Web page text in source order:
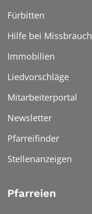
Fürbitten
Hilfe bei Missbrauch
Immobilien
Liedvorschläge
Mitarbeiterportal
Newsletter
Pfarreifinder
Stellenanzeigen
Pfarreien